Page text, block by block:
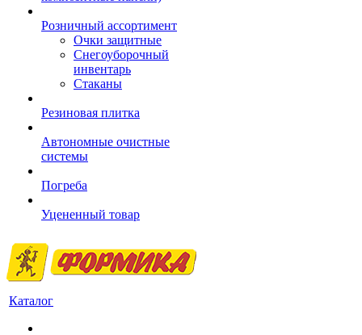
Розничный ассортимент
Очки защитные
Снегоуборочный
инвентарь
Стаканы
Резиновая плитка
Автономные очистные
системы
Погреба
Уцененный товар
Каталог